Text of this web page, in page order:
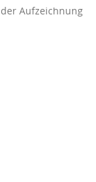
Aufzeichnung